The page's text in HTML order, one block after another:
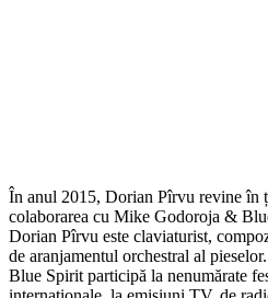
În anul 2015, Dorian Pîrvu revine în
colaborarea cu Mike Godoroja &
Dorian Pîrvu este claviaturist,
de aranjamentul orchestral al
Blue Spirit participă la nenumărate